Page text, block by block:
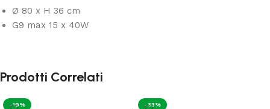
Ø 80 x H 36 cm
G9 max 15 x 40W
Prodotti Correlati
-19%
-33%